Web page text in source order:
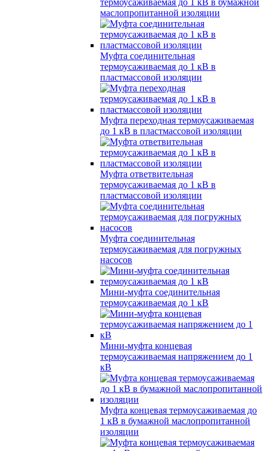
термоусаживаемая до 1 кВ в бумажной
маслопропитанной изоляции
Муфта соединительная
термоусаживаемая до 1 кВ в
пластмассовой изоляции
Муфта переходная термоусаживаемая
до 1 кВ в пластмассовой изоляции
Муфта ответвительная
термоусаживаемая до 1 кВ в
пластмассовой изоляции
Муфта соединительная
термоусаживаемая для погружных
насосов
Мини-муфта соединительная
термоусаживаемая до 1 кВ
Мини-муфта концевая
термоусаживаемая напряжением до 1
кВ
Муфта концевая термоусаживаемая до
1 кВ в бумажной маслопропитанной
изоляции